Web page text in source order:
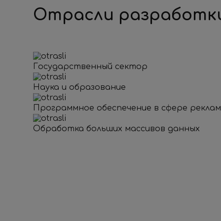
Отрасли
Государственный сектор
Наука и образование
Программное обеспечение в сфере
Обработка больших массивов данных